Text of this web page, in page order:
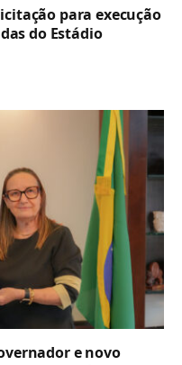
para execução
do Estádio
e novo